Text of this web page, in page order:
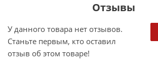
Отзывы
У данного товара нет отзывов.
Станьте первым, кто оставил
отзыв об этом товаре!